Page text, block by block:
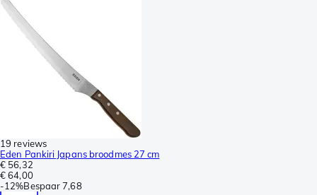
19 reviews
Eden Pankiri Japans broodmes 27 cm
€ 56,32
€ 64,00
-12%Bespaar 7,68